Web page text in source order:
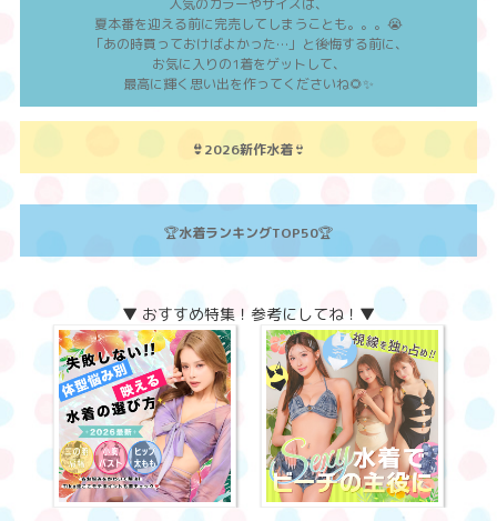
人気のカラーやサイズは、
夏本番を迎える前に完売してしまうことも。。。😭
「あの時買っておけばよかった…」と後悔する前に、
お気に入りの1着をゲットして、
最高に輝く思い出を作ってくださいね🌻✨
👙2026新作水着👙
🏆水着ランキングTOP50🏆
▼ おすすめ特集！参考にしてね！▼